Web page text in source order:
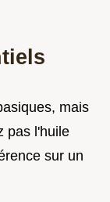
mais
pas l'huile
sur un